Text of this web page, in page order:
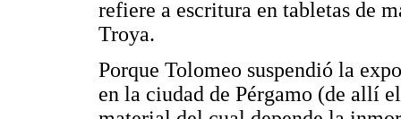
refiere a escritura en tabletas de
Troya.
Porque Tolomeo suspendió la
en la ciudad de Pérgamo (de allí